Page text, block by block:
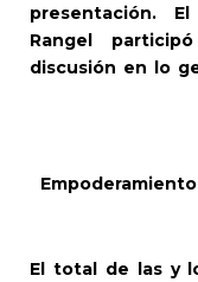
presentación.
Rangel
discusión en lo
El total de las y